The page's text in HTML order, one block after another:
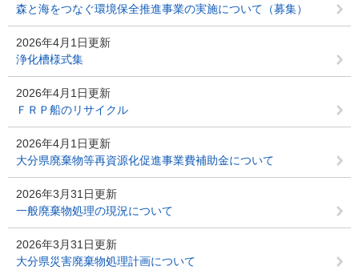
森と海をつなぐ環境保全推進事業の実施について（募集）
2026年4月1日更新
浄化槽様式集
2026年4月1日更新
ＦＲＰ船のリサイクル
2026年4月1日更新
大分県廃棄物等再資源化促進事業費補助金について
2026年3月31日更新
一般廃棄物処理の現況について
2026年3月31日更新
大分県災害廃棄物処理計画について